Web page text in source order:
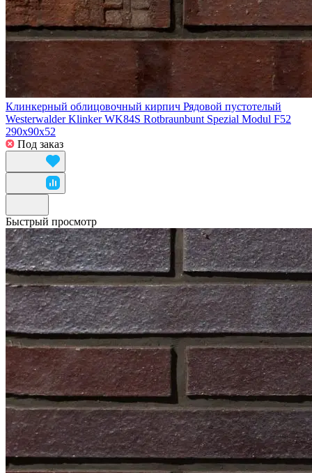
Клинкерный облицовочный кирпич Рядовой пустотелый
Westerwalder Klinker WK84S Rotbraunbunt Spezial Modul F52
290x90x52
Под заказ
Быстрый просмотр